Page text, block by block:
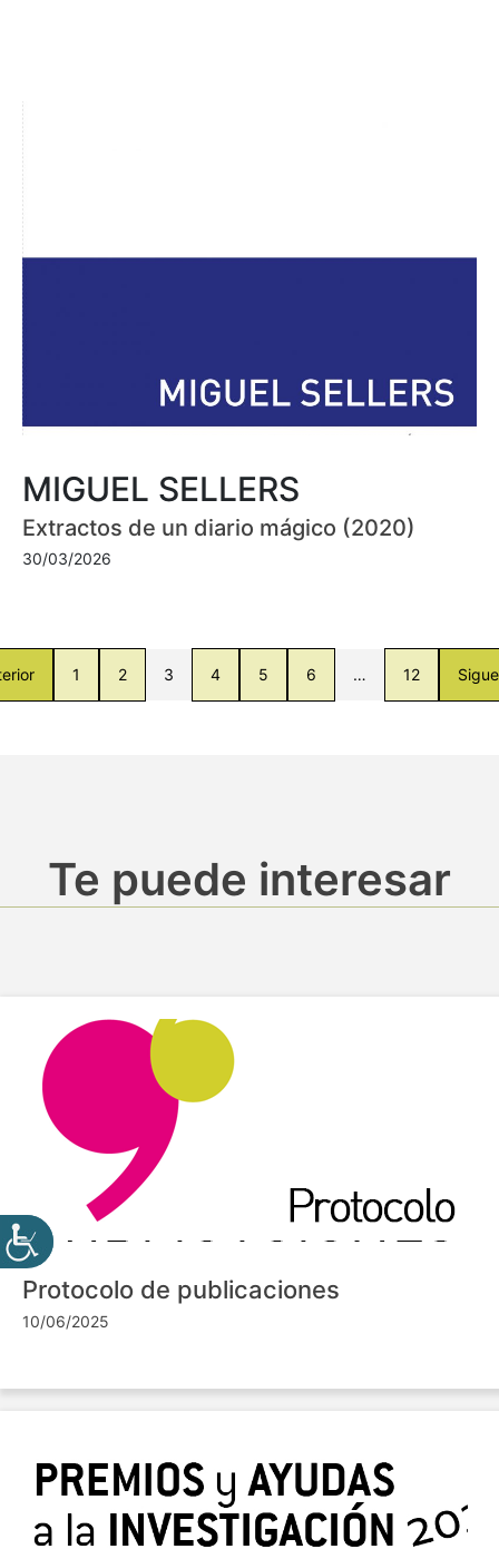
MIGUEL SELLERS
Extractos de un diario mágico (2020)
30/03/2026
1 2 3 4 5 6 … 12
Te puede interesar
Protocolo de publicaciones
10/06/2025